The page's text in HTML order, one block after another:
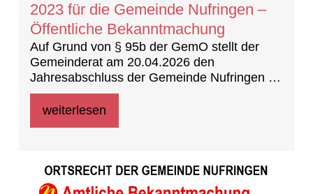
2023 für die Gemeinde Nufringen –
Öffentliche Bekanntmachung
Auf Grund von § 95b der GemO stellt der
Gemeinderat am 20.04.2026 den
Jahresabschluss der Gemeinde Nufringen für
das Jahr 2023 fest.
weiterlesen